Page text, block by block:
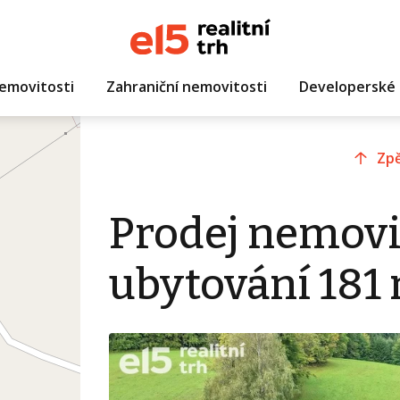
Zahraniční nemovitosti
Prodej
ubytování 181